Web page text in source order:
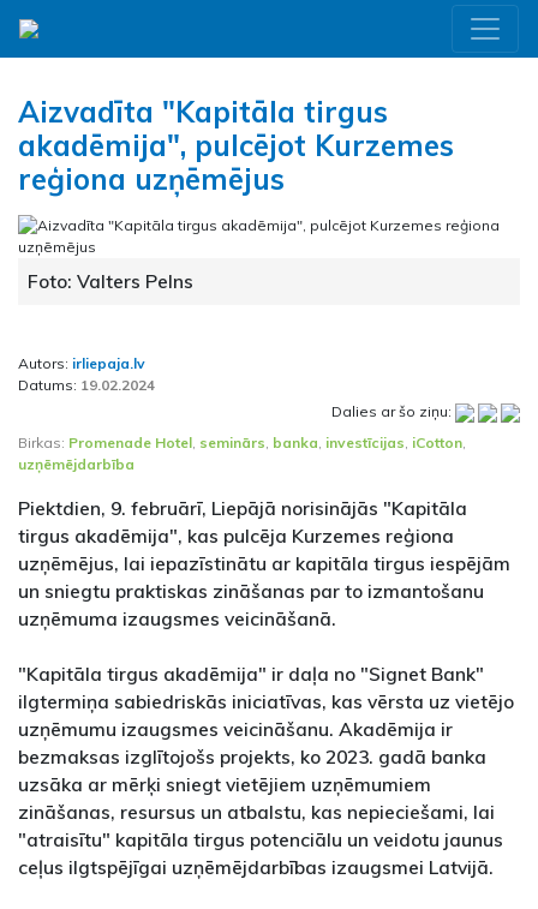
Aizvadīta "Kapitāla tirgus
akadēmija", pulcējot Kurzemes
reģiona uzņēmējus
Foto: Valters Pelns
Autors: irliepaja.lv
Datums: 19.02.2024
Dalies ar šo ziņu:
Birkas: Promenade Hotel, seminārs, banka, investīcijas, iCotton,
uzņēmējdarbība
Piektdien, 9. februārī, Liepājā norisinājās "Kapitāla
tirgus akadēmija", kas pulcēja Kurzemes reģiona
uzņēmējus, lai iepazīstinātu ar kapitāla tirgus iespējām
un sniegtu praktiskas zināšanas par to izmantošanu
uzņēmuma izaugsmes veicināšanā.
"Kapitāla tirgus akadēmija" ir daļa no "Signet Bank"
ilgtermiņa sabiedriskās iniciatīvas, kas vērsta uz vietējo
uzņēmumu izaugsmes veicināšanu. Akadēmija ir
bezmaksas izglītojošs projekts, ko 2023. gadā banka
uzsāka ar mērķi sniegt vietējiem uzņēmumiem
zināšanas, resursus un atbalstu, kas nepieciešami, lai
"atraisītu" kapitāla tirgus potenciālu un veidotu jaunus
ceļus ilgtspējīgai uzņēmējdarbības izaugsmei Latvijā.